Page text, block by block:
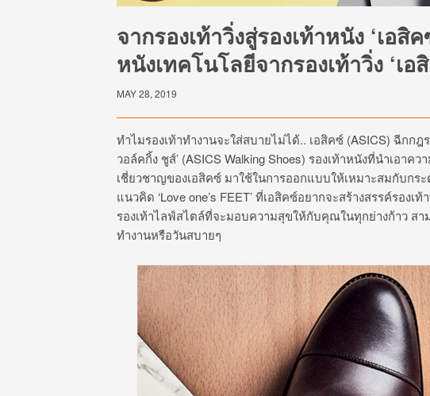
จากรองเท้าวิ่งสู่รองเท้าหนัง ‘เอสิ
หนังเทคโนโลยีจากรองเท้าวิ่ง ‘เอ
MAY 28, 2019
ทำไมรองเท้าทำงานจะใส่สบายไม่ได้.. เอสิคซ์ (ASICS) ฉีกกฎ
วอล์คกิ้ง ชูส์’ (ASICS Walking Shoes) รองเท้าหนังที่นำเอาค
เชี่ยวชาญของเอสิคซ์ มาใช้ในการออกแบบให้เหมาะสมกับกร
แนวคิด ‘Love one’s FEET’ ที่เอสิคซ์อยากจะสร้างสรรค์รอง
รองเท้าไลฟ์สไตล์ที่จะมอบความสุขให้กับคุณในทุกย่างก้าว สา
ทำงานหรือวันสบายๆ